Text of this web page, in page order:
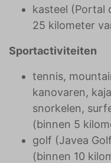
kasteel (Portal
25 kilometer
Sportactiviteiten
tennis,
kanovaren,
snorkelen,
(binnen 5
golf (Javea
(binnen 10